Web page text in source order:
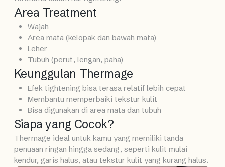
Area Treatment
Wajah
Area mata (kelopak dan bawah mata)
Leher
Tubuh (perut, lengan, paha)
Keunggulan Thermage
Efek tightening bisa terasa relatif lebih cepat
Membantu memperbaiki tekstur kulit
Bisa digunakan di area mata dan tubuh
Siapa yang Cocok?
Thermage ideal untuk kamu yang memiliki tanda
penuaan ringan hingga sedang, seperti kulit mulai
kendur, garis halus, atau tekstur kulit yang kurang halus.